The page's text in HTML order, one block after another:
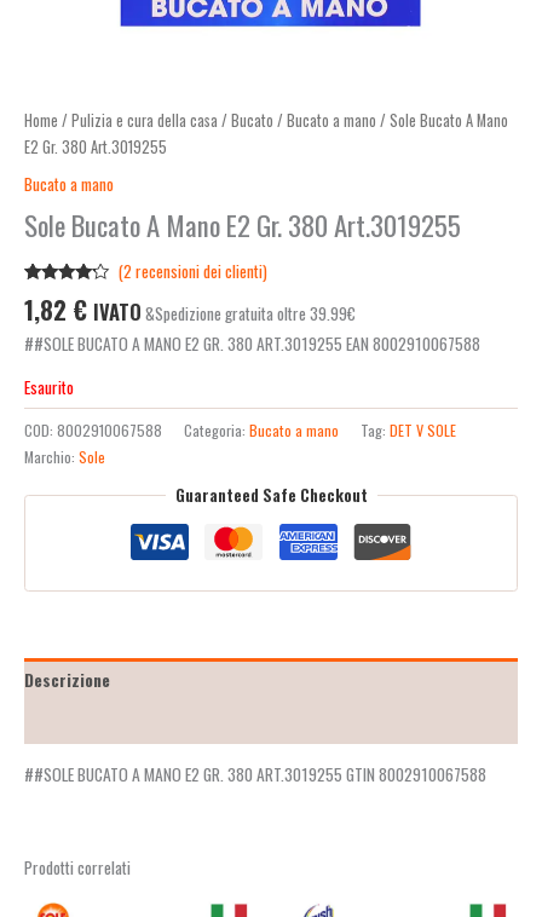
Home / Pulizia e cura della casa / Bucato / Bucato a mano / Sole Bucato A Mano
E2 Gr. 380 Art.3019255
Bucato a mano
Sole Bucato A Mano E2 Gr. 380 Art.3019255
4.00su
5 su
base di
(2 recensioni dei clienti)
1,82 € IVATO &Spedizione gratuita oltre 39.99€
##SOLE BUCATO A MANO E2 GR. 380 ART.3019255 EAN 8002910067588
Esaurito
COD: 8002910067588 Categoria: Bucato a mano Tag: DET V SOLE
Marchio: Sole
Guaranteed Safe Checkout
Descrizione
##SOLE BUCATO A MANO E2 GR. 380 ART.3019255 GTIN 8002910067588
Prodotti correlati